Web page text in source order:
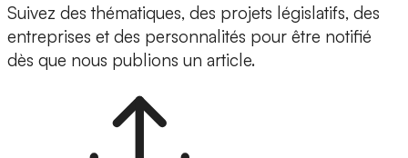
Suivez des thématiques, des projets législatifs, des
entreprises et des personnalités pour être notifié
dès que nous publions un article.